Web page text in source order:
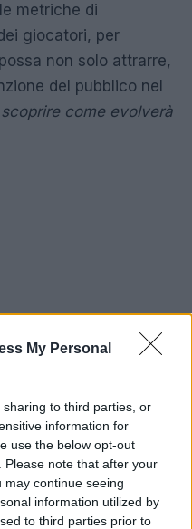
My Personal
to third parties, or
information for
use the below opt-out
note that after your
continue seeing
information utilized by
to third parties prior to
metriche di
giocatori, per
non solo attrarre,
del pubblico nel
come evolverà